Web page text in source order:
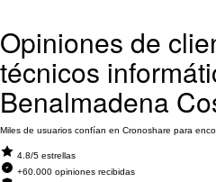
Opiniones de
técnicos
Benalmadena
Miles de usuarios confían en Cronoshare para
4.8/5 estrellas
+60.000 opiniones recibidas